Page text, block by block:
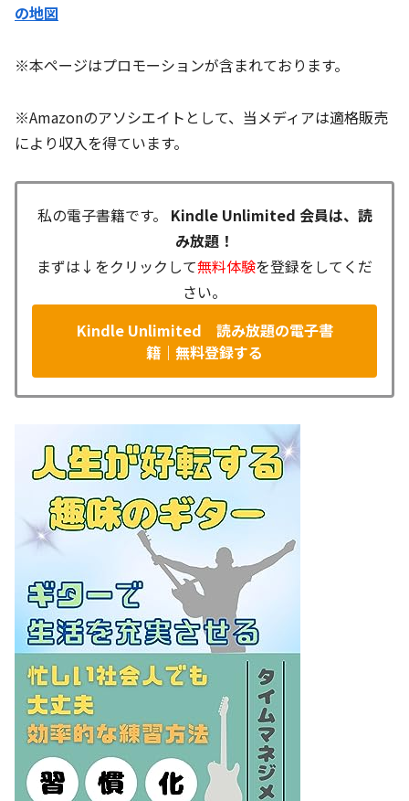
の地図
※本ページはプロモーションが含まれております。
※Amazonのアソシエイトとして、当メディアは適格販売
により収入を得ています。
私の電子書籍です。 Kindle Unlimited 会員は、読
み放題！
まずは↓をクリックして無料体験を登録をしてくだ
さい。
Kindle Unlimited 読み放題の電子書
籍｜無料登録する